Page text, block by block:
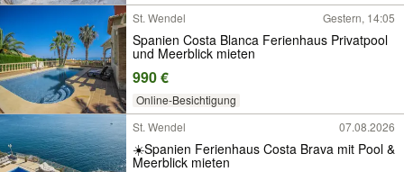
St. Wendel
Gestern, 14:05
Spanien Costa Blanca Ferienhaus Privatpool
und Meerblick mieten
990 €
Online-Besichtigung
St. Wendel
07.08.2026
☀️Spanien Ferienhaus Costa Brava mit Pool &
Meerblick mieten